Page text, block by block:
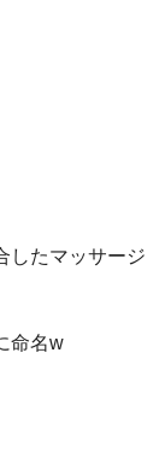
したマッサージ
命名w